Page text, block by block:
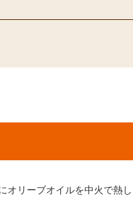
オリーブオイルを中火で熱